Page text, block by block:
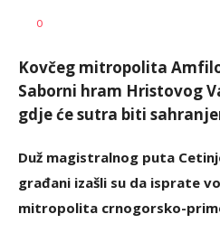
AUTOR
0
Kovčeg mitropolita
Saborni hram Hristovog
gdje će sutra biti
Duž magistralnog puta
građani izašli su da isprate
mitropolita crnogorsko-